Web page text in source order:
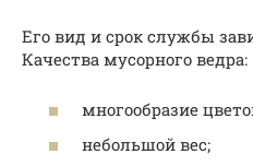
Его вид и срок службы
Качества мусорного ведра:
многообразие
небольшой вес;